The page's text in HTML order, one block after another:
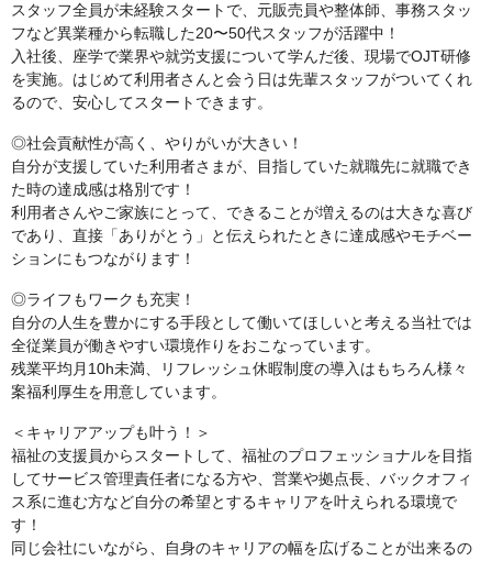
スタッフ全員が未経験スタートで、元販売員や整体師、事務スタッ
フなど異業種から転職した20〜50代スタッフが活躍中！
入社後、座学で業界や就労支援について学んだ後、現場でOJT研修
を実施。はじめて利用者さんと会う日は先輩スタッフがついてくれ
るので、安心してスタートできます。
◎社会貢献性が高く、やりがいが大きい！
自分が支援していた利用者さまが、目指していた就職先に就職でき
た時の達成感は格別です！
利用者さんやご家族にとって、できることが増えるのは大きな喜び
であり、直接「ありがとう」と伝えられたときに達成感やモチベー
ションにもつながります！
◎ライフもワークも充実！
自分の人生を豊かにする手段として働いてほしいと考える当社では
全従業員が働きやすい環境作りをおこなっています。
残業平均月10h未満、リフレッシュ休暇制度の導入はもちろん様々
案福利厚生を用意しています。
＜キャリアアップも叶う！＞
福祉の支援員からスタートして、福祉のプロフェッショナルを目指
してサービス管理責任者になる方や、営業や拠点長、バックオフィ
ス系に進む方など自分の希望とするキャリアを叶えられる環境で
す！
同じ会社にいながら、自身のキャリアの幅を広げることが出来るの